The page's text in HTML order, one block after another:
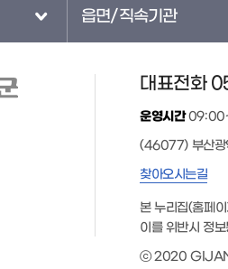
읍면/직속기관
대표전화
운영시간
(46077) 부산광
찾아오시는길
본 누리집(홈페
이를 위반시 정
ⓒ 2020